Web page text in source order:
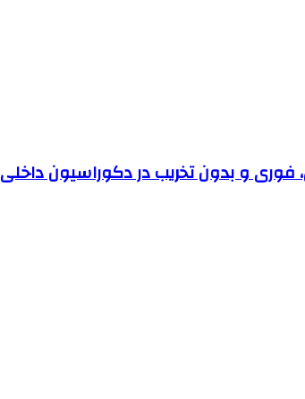
فوری و بدون تخریب در دکوراسیون داخلی